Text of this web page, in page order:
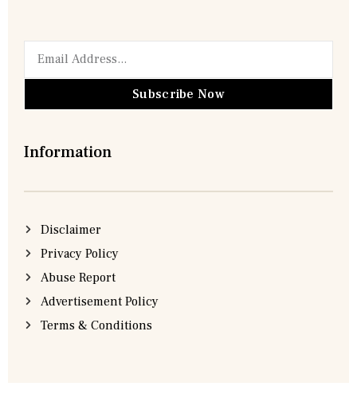
Subscribe Now
Information
Disclaimer
Privacy Policy
Abuse Report
Advertisement Policy
Terms & Conditions